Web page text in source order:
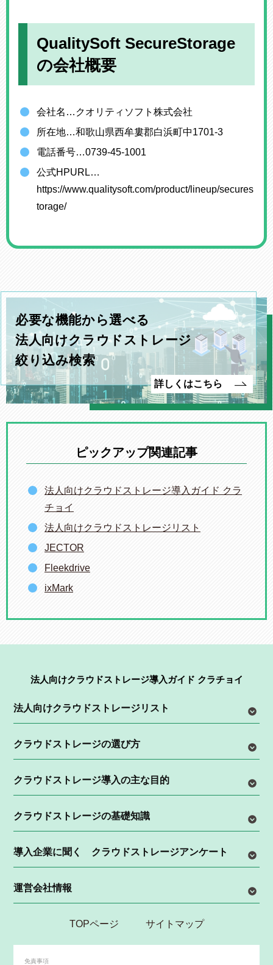
QualitySoft SecureStorage
の会社概要
会社名…クオリティソフト株式会社
所在地…和歌山県西牟婁郡白浜町中1701-3
電話番号…0739-45-1001
公式HPURL…
https://www.qualitysoft.com/product/lineup/secures
torage/
必要な機能から選べる
法人向けクラウドストレージ
絞り込み検索
詳しくはこちら
ピックアップ関連記事
法人向けクラウドストレージ導入ガイド クラ
チョイ
法人向けクラウドストレージリスト
JECTOR
Fleekdrive
ixMark
法人向けクラウドストレージ導入ガイド クラチョイ
法人向けクラウドストレージリスト
クラウドストレージの選び方
クラウドストレージ導入の主な目的
クラウドストレージの基礎知識
導入企業に聞く クラウドストレージアンケート
運営会社情報
TOPページ サイトマップ
免責事項